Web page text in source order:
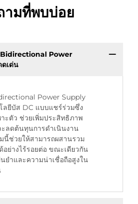
ามที่พบบ่อย
Bidirectional Power
เด่น
Power Supply
ลยีบัส DC แบบแชร์ร่วมซึ่ง
ะตัว ช่วยเพิ่มประสิทธิภาพ
ลดต้นทุนการดำเนินงาน
นี้ช่วยให้สามารถผสานรวม
อย่างไร้รอยต่อ ขณะเดียวกัน
ยำและความน่าเชื่อถือสูงใน